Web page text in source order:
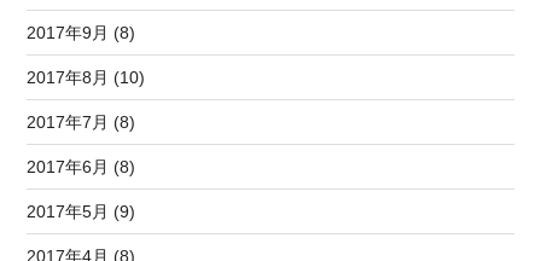
2017年9月 (8)
2017年8月 (10)
2017年7月 (8)
2017年6月 (8)
2017年5月 (9)
2017年4月 (8)